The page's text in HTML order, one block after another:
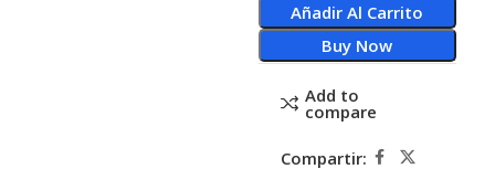
Añadir Al Carrito
Buy Now
Add to
compare
Compartir: